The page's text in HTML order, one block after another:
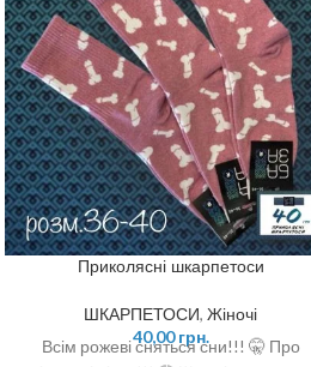
Приколясні шкарпетоси
ШКАРПЕТОСИ,Жіночі
40,00грн.
Всім рожеві сняться сни!!! 🤫 Про